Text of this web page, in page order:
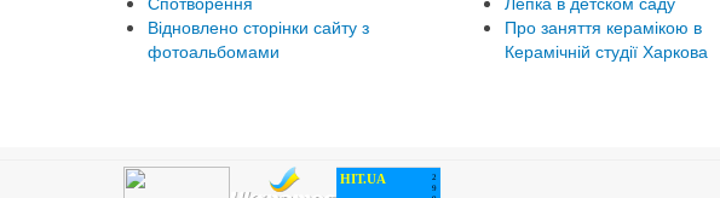
Відновлено сторінки сайту з
фотоальбомами
Про заняття керамікою в
Керамічній студії Харкова
HIT.UA
2
9